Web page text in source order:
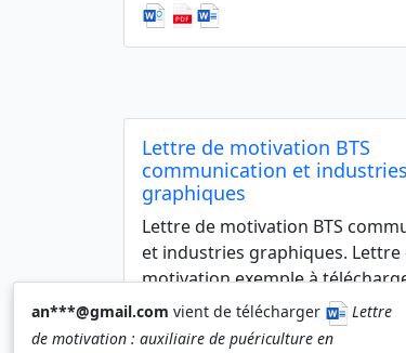
Lettre de motivation BTS
communication et industries
graphiques
Lettre de motivation BTS
et industries graphiques. Lettre
motivation exemple à
an***@gmail.com vient de télécharger
Lettre
de motivation : auxiliaire de puériculture en